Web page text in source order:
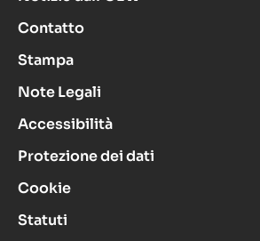
Contatto
Stampa
Note Legali
Accessibilità
Protezione dei dati
Cookie
Statuti